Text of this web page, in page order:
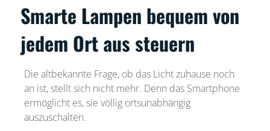
Smarte Lampen bequem von
jedem Ort aus steuern
Die altbekannte Frage, ob das Licht zuhause noch
an ist, stellt sich nicht mehr. Denn das Smartphone
ermöglicht es, sie völlig ortsunabhängig
auszuschalten.